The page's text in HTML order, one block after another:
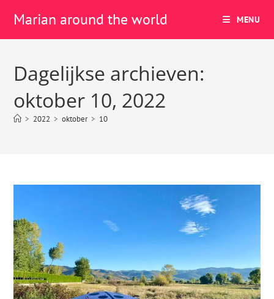
Marian around the world MENU
Dagelijkse archieven:
oktober 10, 2022
> 2022 > oktober > 10